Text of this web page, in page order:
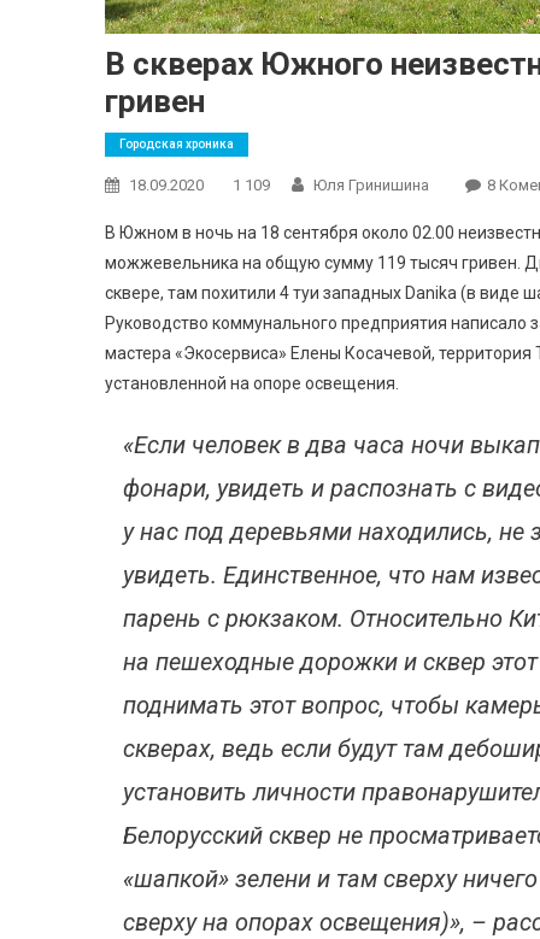
В скверах Южного
гривен
Городская хроника
18.09.2020 1 109 Юля Гринишина 8
В Южном в ночь на 18 сентября около 02.00
можжевельника на общую сумму 119 тысяч гривен.
сквере, там похитили 4 туи западных Danika (в виде
Руководство коммунального предприятия
мастера «Экосервиса» Елены Косачевой,
установленной на опоре освещения.
«Если человек в два часа ночи
фонари, увидеть и распознать с
у нас под деревьями находились,
увидеть. Единственное, что нам
парень с рюкзаком. Относительно
на пешеходные дорожки и сквер
поднимать этот вопрос, чтобы
скверах, ведь если будут там
установить личности
Белорусский сквер не
«шапкой» зелени и там сверху
сверху на опорах освещения)», –